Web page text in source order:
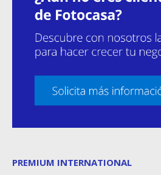
PREMIUM INTERNATIONAL